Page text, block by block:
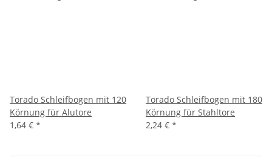
Torado Schleifbogen mit 120
Körnung für Alutore
1,64 € *
Torado Schleifbogen mit 180
Körnung für Stahltore
2,24 € *